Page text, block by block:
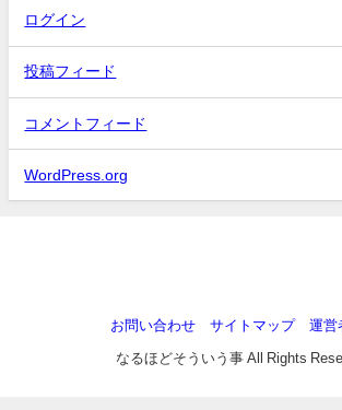
ログイン
投稿フィード
コメントフィード
WordPress.org
お問い合わせ サイトマップ 運営
なるほどそういう事 All Rights